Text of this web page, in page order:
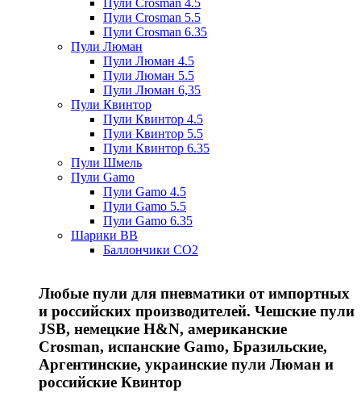
Пули Crosman 4.5
Пули Crosman 5.5
Пули Crosman 6.35
Пули Люман
Пули Люман 4.5
Пули Люман 5.5
Пули Люман 6,35
Пули Квинтор
Пули Квинтор 4.5
Пули Квинтор 5.5
Пули Квинтор 6.35
Пули Шмель
Пули Gamo
Пули Gamo 4.5
Пули Gamo 5.5
Пули Gamo 6.35
Шарики BB
Баллончики CO2
Любые пули для пневматики от импортных
и российских производителей. Чешские пули
JSB, немецкие H&N, американские
Crosman, испанские Gamo, Бразильские,
Аргентинские, украинские пули Люман и
российские Квинтор